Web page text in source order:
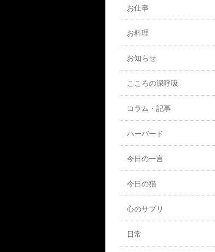
お仕事
お料理
お知らせ
こころの深呼吸
コラム・記事
ハーバード
今日の一言
今日の猫
心のサプリ
日常